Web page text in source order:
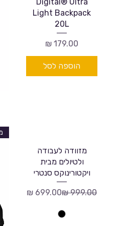
Light Backpack
20L
מחיר
הוספה לסל
מזוודה לעבודה
ולטיולים מבית
ויקטורינוקס סנטרי
מחיר רגיל
מחיר מבצע